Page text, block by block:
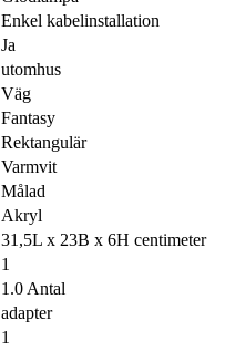
Enkel kabelinstallation
Ja
utomhus
Väg
Fantasy
Rektangulär
Varmvit
Målad
Akryl
31,5L x 23B x 6H centimeter
1
1.0 Antal
adapter
1